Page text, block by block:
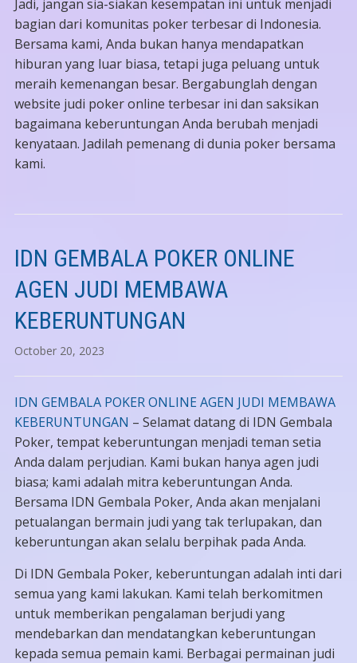
Jadi, jangan sia-siakan kesempatan ini untuk menjadi
bagian dari komunitas poker terbesar di Indonesia.
Bersama kami, Anda bukan hanya mendapatkan
hiburan yang luar biasa, tetapi juga peluang untuk
meraih kemenangan besar. Bergabunglah dengan
website judi poker online terbesar ini dan saksikan
bagaimana keberuntungan Anda berubah menjadi
kenyataan. Jadilah pemenang di dunia poker bersama
kami.
IDN GEMBALA POKER ONLINE
AGEN JUDI MEMBAWA
KEBERUNTUNGAN
October 20, 2023
IDN GEMBALA POKER ONLINE AGEN JUDI MEMBAWA
KEBERUNTUNGAN – Selamat datang di IDN Gembala
Poker, tempat keberuntungan menjadi teman setia
Anda dalam perjudian. Kami bukan hanya agen judi
biasa; kami adalah mitra keberuntungan Anda.
Bersama IDN Gembala Poker, Anda akan menjalani
petualangan bermain judi yang tak terlupakan, dan
keberuntungan akan selalu berpihak pada Anda.
Di IDN Gembala Poker, keberuntungan adalah inti dari
semua yang kami lakukan. Kami telah berkomitmen
untuk memberikan pengalaman berjudi yang
mendebarkan dan mendatangkan keberuntungan
kepada semua pemain kami. Berbagai permainan judi